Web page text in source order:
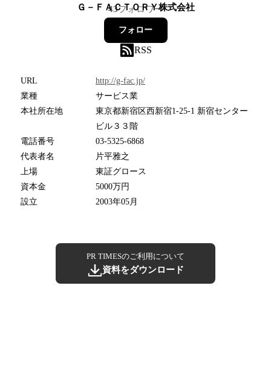
Ｇ－ＦＡＣＴＯＲＹ株式会社
43フォロワー
フォロー
RSS
URL
http://g-fac.jp/
業種
サービス業
本社所在地
東京都新宿区西新宿1-25-1 新宿センター
ビル３３階
電話番号
03-5325-6868
代表者名
片平雅之
上場
東証グロース
資本金
5000万円
設立
2003年05月
PR TIMESのご利用について
資料をダウンロード